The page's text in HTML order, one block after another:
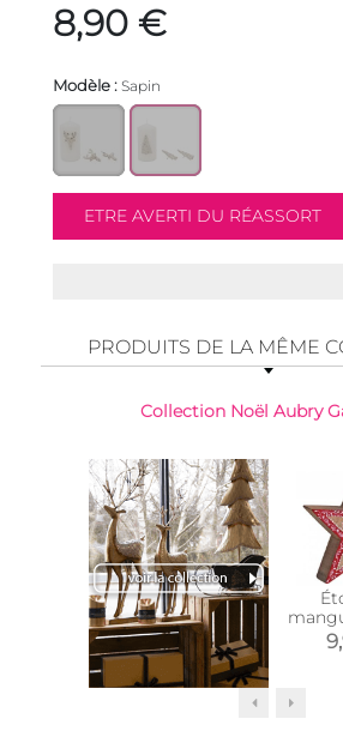
8,90 €
Modèle : Sapin
PRODUITS DE LA MÊME
Collection Noël Aubry
et